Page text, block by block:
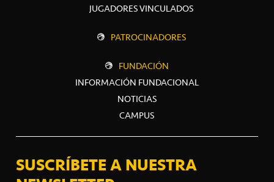
JUGADORES VINCULADOS
PATROCINADORES
FUNDACIÓN
INFORMACIÓN FUNDACIONAL
NOTICIAS
CAMPUS
SUSCRÍBETE A NUESTRA